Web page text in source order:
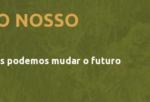
NOSSO
podemos mudar o futuro